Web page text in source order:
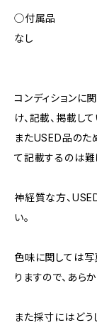
◯付属品
なし
コンディションに
け、記載、掲載し
またUSED品のた
て記載するのは難
神経質な方、
い。
色味に関しては写
りますので、あら
また採寸にはど